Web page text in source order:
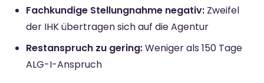
Fachkundige Stellungnahme negativ: Zweifel
der IHK übertragen sich auf die Agentur
Restanspruch zu gering:Weniger als 150 Tage
ALG-I-Anspruch